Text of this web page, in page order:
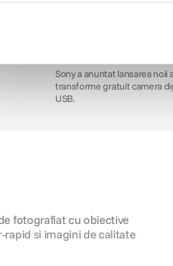
Sony anunta o
Sony a anuntat lansarea
transforme gratuit camera
USB.
fotografiat cu obiective
si imagini de calitate